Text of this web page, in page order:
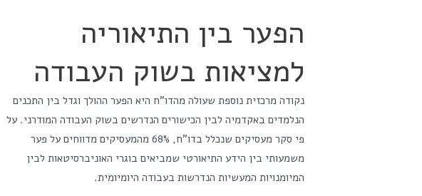
הפער בין התיאוריה
למציאות בשוק העבודה
נקודה מרכזית נוספת שעולה מהדו"ח היא הפער ההולך וגדל בין התכנים
הנלמדים באקדמיה לבין הכישורים הנדרשים בשוק העבודה המודרני. על
פי סקר מעסיקים שנכלל בדו"ח, 68% מהמעסיקים מדווחים על פער
משמעותי בין הידע התיאורטי שמביאים בוגרי האוניברסיטאות לבין
המיומנויות המעשיות הנדרשות בעבודה היומיומית.